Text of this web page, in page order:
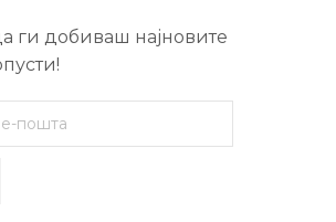
ги добиваш најновите